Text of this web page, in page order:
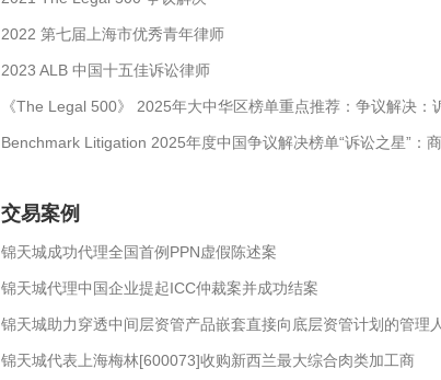
2022 第七届上海市优秀青年律师
2023 ALB 中国十五佳诉讼律师
《The Legal 500》 2025年大中华区榜单重点推荐：争议解决：
Benchmark Litigation 2025年度中国争议解决榜单“诉讼之星”：商
交易案例
锦天城成功代理全国首例PPN虚假陈述案
锦天城代理中国企业提起ICC仲裁案并成功结案
锦天城助力穿透中间层资管产品嵌套直接向底层资管计划的管理
锦天城代表上海梅林[600073]收购新西兰最大综合肉类加工商